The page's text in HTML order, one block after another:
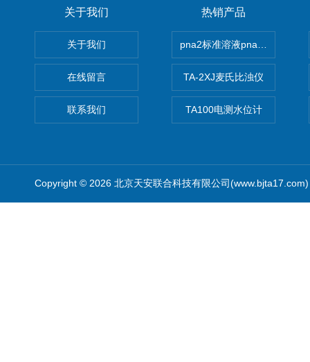
关于我们
关于我们
在线留言
联系我们
热销产品
pna2标准溶液pna3 pna4
TA-2XJ麦氏比浊仪
TA100电测水位计
Copyright © 2026 北京天安联合科技有限公司